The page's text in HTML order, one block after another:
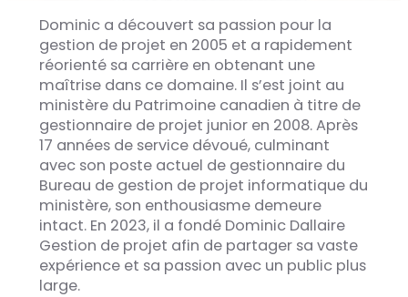
Dominic a découvert sa passion pour la
gestion de projet en 2005 et a rapidement
réorienté sa carrière en obtenant une
maîtrise dans ce domaine. Il s’est joint au
ministère du Patrimoine canadien à titre de
gestionnaire de projet junior en 2008. Après
17 années de service dévoué, culminant
avec son poste actuel de gestionnaire du
Bureau de gestion de projet informatique du
ministère, son enthousiasme demeure
intact. En 2023, il a fondé Dominic Dallaire
Gestion de projet afin de partager sa vaste
expérience et sa passion avec un public plus
large.